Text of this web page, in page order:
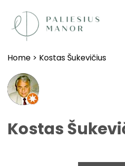
Home > Kostas Šukevičius
Kostas